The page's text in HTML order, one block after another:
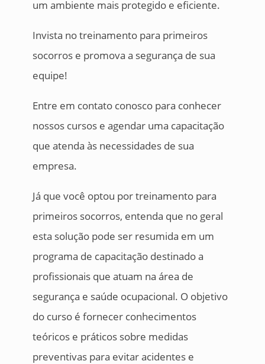
um ambiente mais protegido e eficiente.
Invista no treinamento para primeiros
socorros e promova a segurança de sua
equipe!
Entre em contato conosco para conhecer
nossos cursos e agendar uma capacitação
que atenda às necessidades de sua
empresa.
Já que você optou por treinamento para
primeiros socorros, entenda que no geral
esta solução pode ser resumida em um
programa de capacitação destinado a
profissionais que atuam na área de
segurança e saúde ocupacional. O objetivo
do curso é fornecer conhecimentos
teóricos e práticos sobre medidas
preventivas para evitar acidentes e